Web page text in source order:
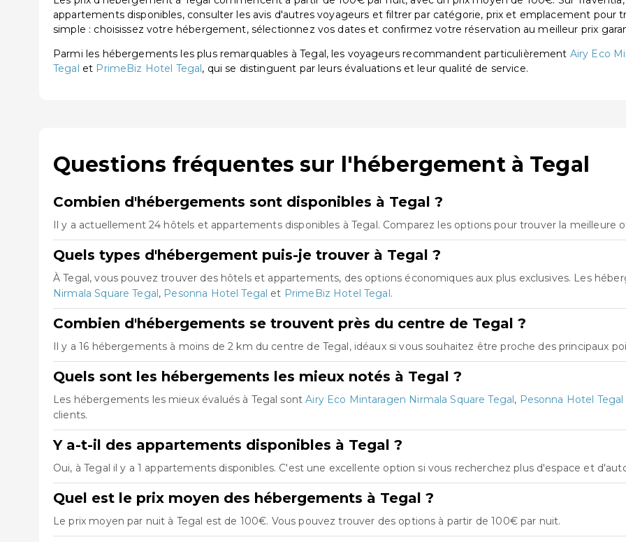
appartements disponibles, consulter les avis d'autres voyageurs et filtrer par catégorie, prix et emplacement pour
simple : choisissez votre hébergement, sélectionnez vos dates et confirmez votre réservation au meilleur prix
Parmi les hébergements les plus remarquables à Tegal, les voyageurs recommandent particulièrement Airy Eco
Tegal et PrimeBiz Hotel Tegal, qui se distinguent par leurs évaluations et leur qualité de service.
Questions fréquentes sur l'hébergement à Tegal
Combien d'hébergements sont disponibles à Tegal ?
Il y a actuellement 24 hôtels et appartements disponibles à Tegal. Comparez les options pour trouver la meilleure
Quels types d'hébergement puis-je trouver à Tegal ?
À Tegal, vous pouvez trouver des hôtels et appartements, des options économiques aux plus exclusives. Les
Nirmala Square Tegal, Pesonna Hotel Tegal et PrimeBiz Hotel Tegal.
Combien d'hébergements se trouvent près du centre de Tegal ?
Il y a 16 hébergements à moins de 2 km du centre de Tegal, idéaux si vous souhaitez être proche des principaux
Quels sont les hébergements les mieux notés à Tegal ?
Les hébergements les mieux évalués à Tegal sontAiry Eco Mintaragen Nirmala Square Tegal, Pesonna Hotel Tegal
clients.
Y a-t-il des appartements disponibles à Tegal ?
Oui, à Tegal il y a 1 appartements disponibles. C'est une excellente option si vous recherchez plus d'espace et
Quel est le prix moyen des hébergements à Tegal ?
Le prix moyen par nuit à Tegal est de 100€. Vous pouvez trouver des options à partir de 100€ par nuit.